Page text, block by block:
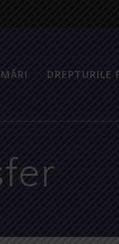
DREPTURILE